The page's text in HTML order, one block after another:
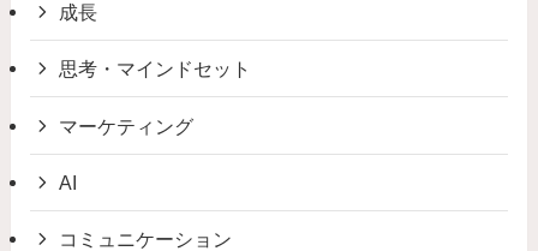
成長
思考・マインドセット
マーケティング
AI
コミュニケーション